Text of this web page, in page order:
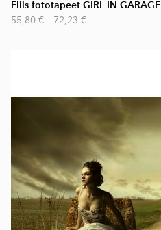
Fliis fototapeet GIRL IN GARAGE
55,80 € – 72,23 €